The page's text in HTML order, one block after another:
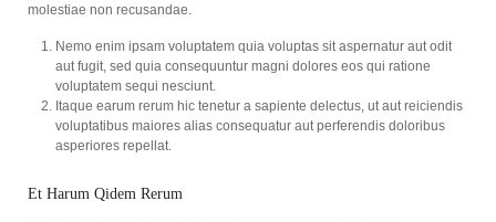
molestiae non recusandae.
Nemo enim ipsam voluptatem quia voluptas sit aspernatur aut odit
aut fugit, sed quia consequuntur magni dolores eos qui ratione
voluptatem sequi nesciunt.
Itaque earum rerum hic tenetur a sapiente delectus, ut aut reiciendis
voluptatibus maiores alias consequatur aut perferendis doloribus
asperiores repellat.
Et Harum Qidem Rerum